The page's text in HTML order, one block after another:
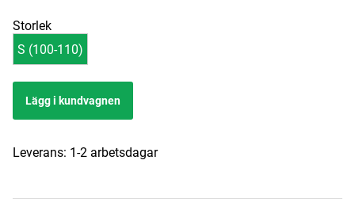
Storlek
S (100-110)
Lägg i kundvagnen
Leverans: 1-2 arbetsdagar